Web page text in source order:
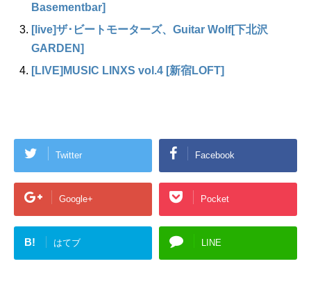
Basementbar]
[live]ザ･ビートモーターズ、Guitar Wolf[下北沢
GARDEN]
[LIVE]MUSIC LINXS vol.4 [新宿LOFT]
Twitter Facebook
Google+ Pocket
B! はてブ LINE